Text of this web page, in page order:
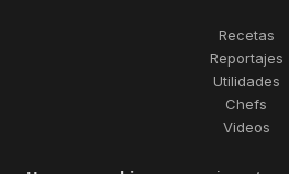
Recetas
Reportajes
Utilidades
Chefs
Videos
2006–2026. Todos los derechos